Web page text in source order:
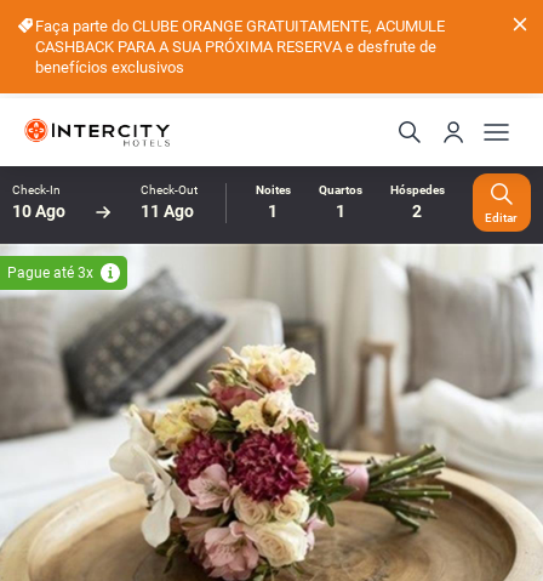
Faça parte do CLUBE ORANGE GRATUITAMENTE, ACUMULE
CASHBACK PARA A SUA PRÓXIMA RESERVA e desfrute de
benefícios exclusivos
Check-In
10 Ago
Check-Out
11 Ago
Noites
1
Quartos
1
Hóspedes
2 Editar
Pague até 3x